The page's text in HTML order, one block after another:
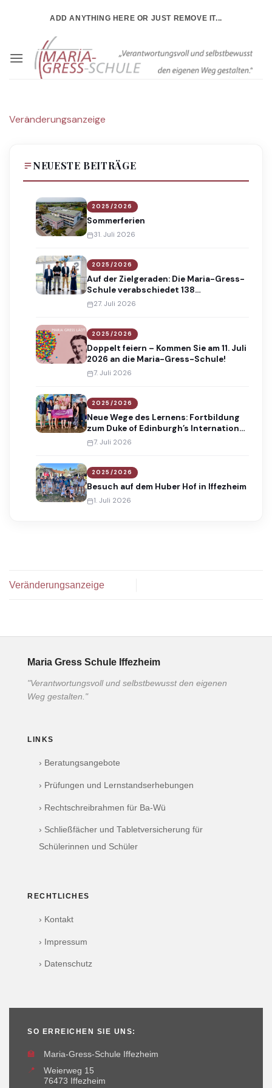
ADD ANYTHING HERE OR JUST REMOVE IT...
Veränderungsanzeige
NEUESTE BEITRÄGE
2025/2026
Sommerferien
31. Juli 2026
2025/2026
Auf der Zielgeraden: Die Maria-Gress-
Schule verabschiedet 138
Absolventinnen und Absolventen
27. Juli 2026
2025/2026
Doppelt feiern – Kommen Sie am 11. Juli
2026 an die Maria-Gress-Schule!
7. Juli 2026
2025/2026
Neue Wege des Lernens: Fortbildung
zum Duke of Edinburgh’s International
Award
7. Juli 2026
2025/2026
Besuch auf dem Huber Hof in Iffezheim
1. Juli 2026
Veränderungsanzeige
Maria Gress Schule Iffezheim
"Verantwortungsvoll und selbstbewusst den eigenen
Weg gestalten."
LINKS
› Beratungsangebote
› Prüfungen und Lernstandserhebungen
› Rechtschreibrahmen für Ba-Wü
› Schließfächer und Tabletversicherung für
Schülerinnen und Schüler
RECHTLICHES
› Kontakt
› Impressum
› Datenschutz
SO ERREICHEN SIE UNS:
🏫
Maria-Gress-Schule Iffezheim
📍
Weierweg 15
76473 Iffezheim